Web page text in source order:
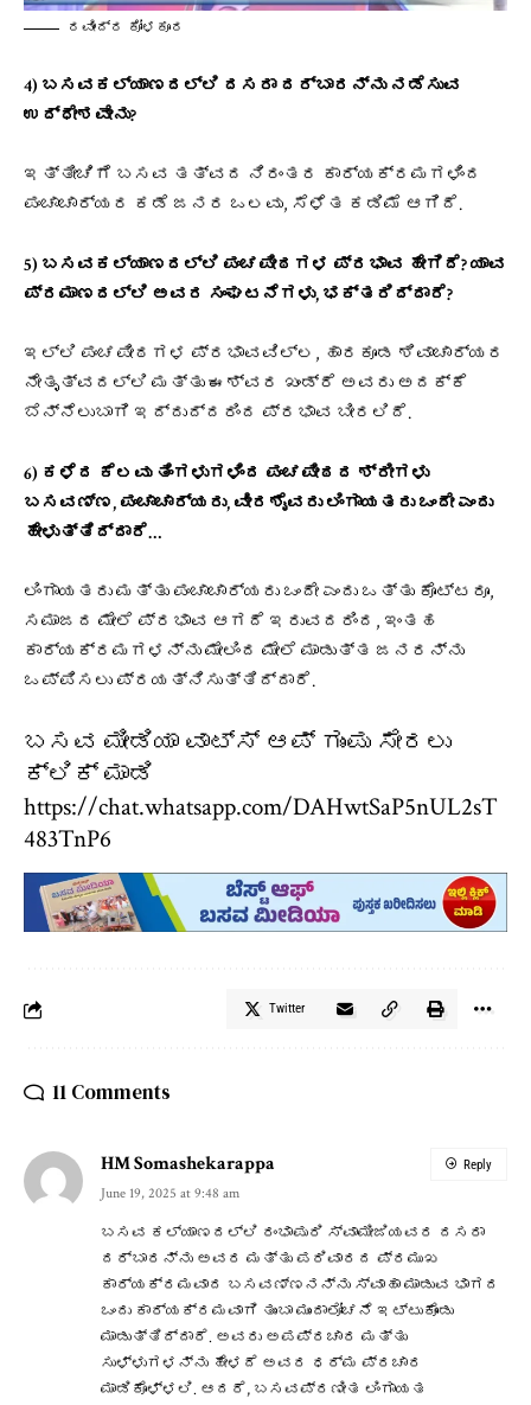
ರವೀಂದ್ರ ಕೋಳಕೂರ
4) ಬಸವಕಲ್ಯಾಣದಲ್ಲಿ ದಸರಾ ದರ್ಬಾರನ್ನು ನಡೆಸುವ
ಉದ್ಧೇಶವೇನು?
ಇತ್ತೀಚಿಗೆ ಬಸವ ತತ್ವದ ನಿರಂತರ ಕಾರ್ಯಕ್ರಮಗಳಿಂದ
ಪಂಚಾಚಾರ್ಯರ ಕಡೆ ಜನರ ಒಲವು, ಸೆಳೆತ ಕಡಿಮೆ ಆಗಿದೆ.
5) ಬಸವಕಲ್ಯಾಣದಲ್ಲಿ ಪಂಚಪೀಠಗಳ ಪ್ರಭಾವ ಹೇಗಿದೆ? ಯಾವ
ಪ್ರಮಾಣದಲ್ಲಿ ಅವರ ಸಂಘಟನೆಗಳು, ಭಕ್ತರಿದ್ದಾರೆ?
ಇಲ್ಲಿ ಪಂಚಪೀಠಗಳ ಪ್ರಭಾವವಿಲ್ಲ, ಹಾರಕೂಡ ಶಿವಾಚಾರ್ಯರ
ನೇತೃತ್ವದಲ್ಲಿ ಮತ್ತು ಈಶ್ವರ ಖಂಡ್ರೆ ಅವರು ಅದಕ್ಕೆ
ಬೆನ್ನೆಲುಬಾಗಿ ಇದ್ದುದ್ದರಿಂದ ಪ್ರಭಾವ ಬೀರಲಿದೆ.
6) ಕಳೆದ ಕೆಲವು ತಿಂಗಳುಗಳಿಂದ ಪಂಚಪೀಠದ ಶ್ರೀಗಳು
ಬಸವಣ್ಣ, ಪಂಚಾಚಾರ್ಯರು, ವೀರಶೈವರು ಲಿಂಗಾಯತರು ಒಂದೇ ಎಂದು
ಹೇಳುತ್ತಿದ್ದಾರೆ…
ಲಿಂಗಾಯತರು ಮತ್ತು ಪಂಚಾಚಾರ್ಯರು ಒಂದೇ ಎಂದು ಒತ್ತು ಕೊಟ್ಟರೂ,
ಸಮಾಜದ ಮೇಲೆ ಪ್ರಭಾವ ಆಗದೆ ಇರುವದರಿಂದ, ಇಂತಹ
ಕಾರ್ಯಕ್ರಮಗಳನ್ನು ಮೇಲಿಂದ ಮೇಲೆ ಮಾಡುತ್ತ ಜನರನ್ನು
ಒಪ್ಪಿಸಲು ಪ್ರಯತ್ನಿಸುತ್ತಿದ್ದಾರೆ.
ಬಸವ ಮೀಡಿಯಾ ವಾಟ್ಸ್ ಆಪ್ ಗುಂಪು ಸೇರಲು
ಕ್ಲಿಕ್ ಮಾಡಿ
https://chat.whatsapp.com/DAHwtSaP5nUL2sT
483TnP6
Twitter
11 Comments
HM Somashekarappa
June 19, 2025 at 9:48 am
ಬಸವ ಕಲ್ಯಾಣದಲ್ಲಿ ರಂಭಾಪುರಿ ಸ್ವಾಮೀಜಿಯವರ ದಸರಾ
ದರ್ಬಾರನ್ನು ಅವರ ಮತ್ತು ಪರಿವಾರದ ಪ್ರಮುಖ
ಕಾರ್ಯಕ್ರಮವಾದ ಬಸವಣ್ಣನನ್ನು ಸ್ವಾಹಾ ಮಾಡುವ ಭಾಗದ
ಒಂದು ಕಾರ್ಯಕ್ರಮವಾಗಿ ತುಂಬಾ ಮುಂದಾಲೋಚನೆ ಇಟ್ಟುಕೊಂಡು
ಮಾಡುತ್ತಿದ್ದಾರೆ. ಅವರು ಅಪಪ್ರಚಾರ ಮತ್ತು
ಸುಳ್ಳುಗಳನ್ನು ಹೇಳದೆ ಅವರ ಧರ್ಮ ಪ್ರಚಾರ
ಮಾಡಿಕೊಳ್ಳಲಿ. ಆದರೆ, ಬಸವಪ್ರಣೀತ ಲಿಂಗಾಯತ
Reply